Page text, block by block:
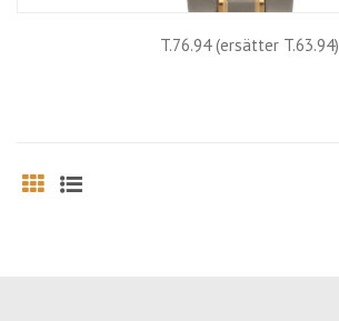
T.76.94 (ersätter T.63.94)